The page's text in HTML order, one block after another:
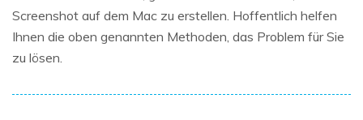
Screenshot auf dem Mac zu erstellen. Hoffentlich helfen
Ihnen die oben genannten Methoden, das Problem für Sie
zu lösen.